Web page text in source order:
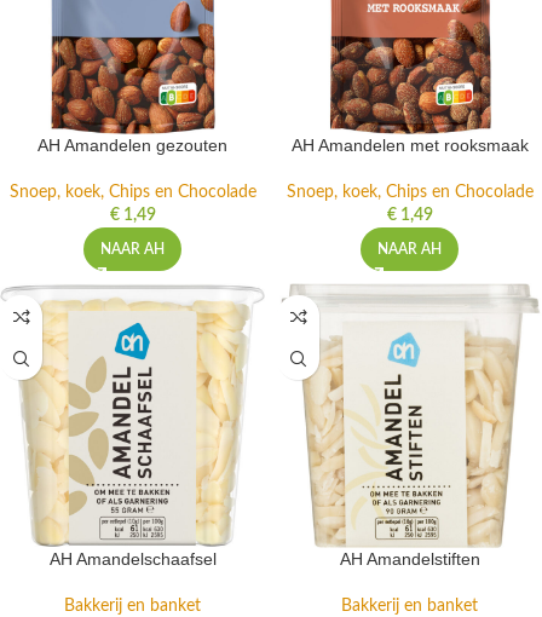
AH Amandelen gezouten
Snoep, koek, Chips en Chocolade
€1,49
NAAR AH
AH Amandelen met rooksmaak
Snoep, koek, Chips en Chocolade
€1,49
NAAR AH
AH Amandelschaafsel
Bakkerij en banket
AH Amandelstiften
Bakkerij en banket